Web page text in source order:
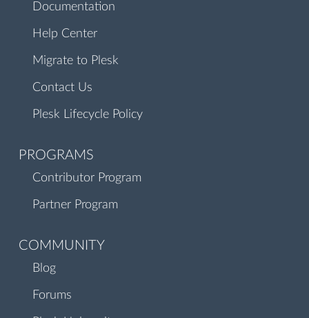
Documentation
Help Center
Migrate to Plesk
Contact Us
Plesk Lifecycle Policy
PROGRAMS
Contributor Program
Partner Program
COMMUNITY
Blog
Forums